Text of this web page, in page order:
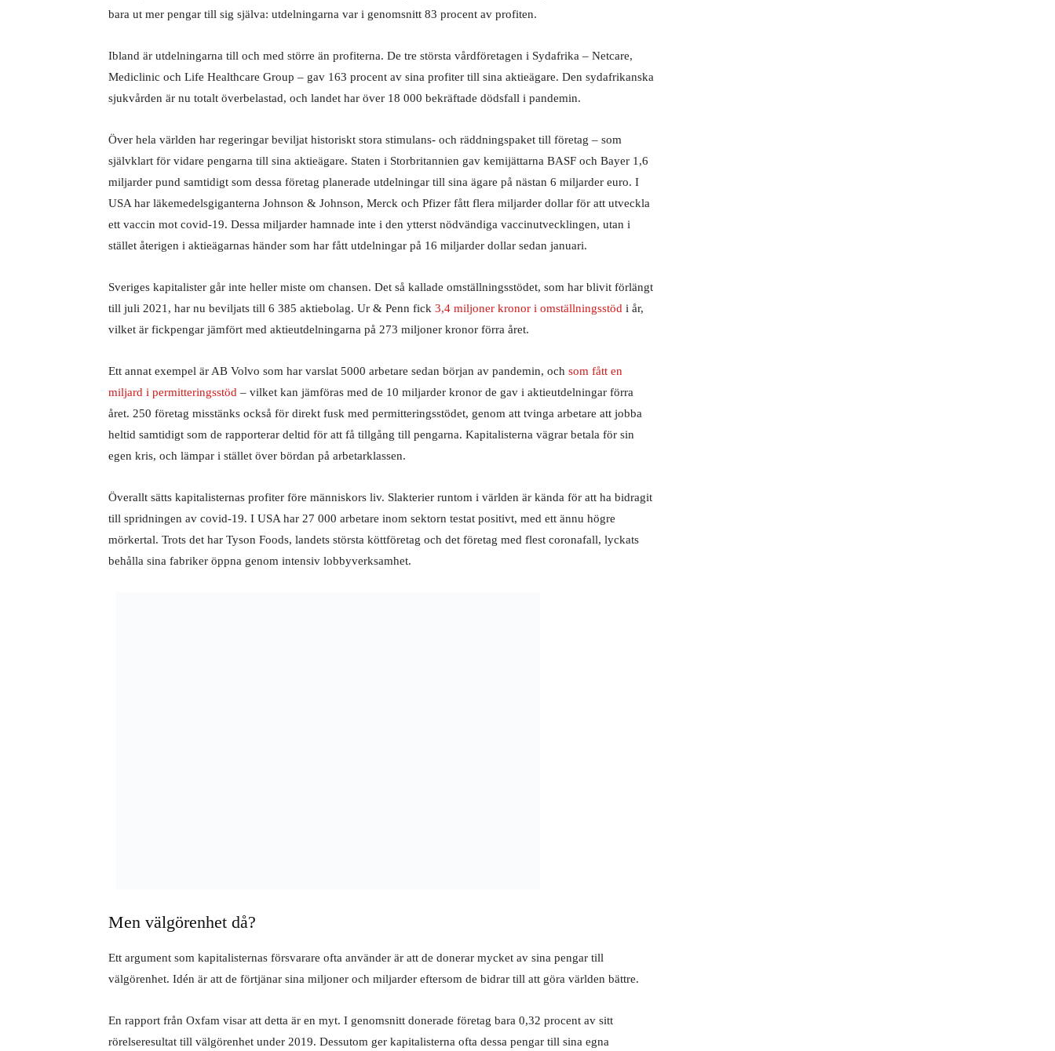
bara ut mer pengar till sig själva: utdelningarna var i genomsnitt 83 procent av profiten.
Ibland är utdelningarna till och med större än profiterna. De tre största vårdföretagen i Sydafrika – Netcare,
Mediclinic och Life Healthcare Group – gav 163 procent av sina profiter till sina aktieägare. Den sydafrikanska
sjukvården är nu totalt överbelastad, och landet har över 18 000 bekräftade dödsfall i pandemin.
Över hela världen har regeringar beviljat historiskt stora stimulans- och räddningspaket till företag – som
självklart för vidare pengarna till sina aktieägare. Staten i Storbritannien gav kemijättarna BASF och Bayer 1,6
miljarder pund samtidigt som dessa företag planerade utdelningar till sina ägare på nästan 6 miljarder euro. I
USA har läkemedelsgiganterna Johnson & Johnson, Merck och Pfizer fått flera miljarder dollar för att utveckla
ett vaccin mot covid-19. Dessa miljarder hamnade inte i den ytterst nödvändiga vaccinutvecklingen, utan i
stället återigen i aktieägarnas händer som har fått utdelningar på 16 miljarder dollar sedan januari.
Sveriges kapitalister går inte heller miste om chansen. Det så kallade omställningsstödet, som har blivit förlängt
till juli 2021, har nu beviljats till 6 385 aktiebolag. Ur & Penn fick 3,4 miljoner kronor i omställningsstöd i år,
vilket är fickpengar jämfört med aktieutdelningarna på 273 miljoner kronor förra året.
Ett annat exempel är AB Volvo som har varslat 5000 arbetare sedan början av pandemin, och som fått en
miljard i permitteringsstöd – vilket kan jämföras med de 10 miljarder kronor de gav i aktieutdelningar förra
året. 250 företag misstänks också för direkt fusk med permitteringsstödet, genom att tvinga arbetare att jobba
heltid samtidigt som de rapporterar deltid för att få tillgång till pengarna. Kapitalisterna vägrar betala för sin
egen kris, och lämpar i stället över bördan på arbetarklassen.
Överallt sätts kapitalisternas profiter före människors liv. Slakterier runtom i världen är kända för att ha bidragit
till spridningen av covid-19. I USA har 27 000 arbetare inom sektorn testat positivt, med ett ännu högre
mörkertal. Trots det har Tyson Foods, landets största köttföretag och det företag med flest coronafall, lyckats
behålla sina fabriker öppna genom intensiv lobbyverksamhet.
Men välgörenhet då?
Ett argument som kapitalisternas försvarare ofta använder är att de donerar mycket av sina pengar till
välgörenhet. Idén är att de förtjänar sina miljoner och miljarder eftersom de bidrar till att göra världen bättre.
En rapport från Oxfam visar att detta är en myt. I genomsnitt donerade företag bara 0,32 procent av sitt
rörelseresultat till välgörenhet under 2019. Dessutom ger kapitalisterna ofta dessa pengar till sina egna